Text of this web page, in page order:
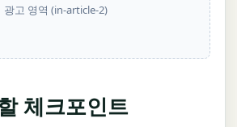
광고 영역 (in-article-2)
체크포인트